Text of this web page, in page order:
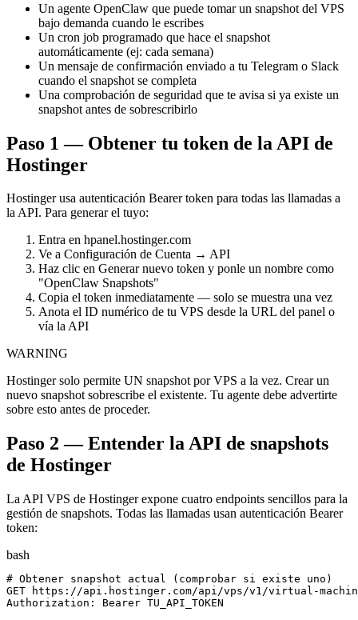
Un agente OpenClaw que puede tomar un snapshot del VPS
bajo demanda cuando le escribes
Un cron job programado que hace el snapshot
automáticamente (ej: cada semana)
Un mensaje de confirmación enviado a tu Telegram o Slack
cuando el snapshot se completa
Una comprobación de seguridad que te avisa si ya existe un
snapshot antes de sobrescribirlo
Paso 1 — Obtener tu token de la API de
Hostinger
Hostinger usa autenticación Bearer token para todas las llamadas a
la API. Para generar el tuyo:
Entra en hpanel.hostinger.com
Ve a Configuración de Cuenta → API
Haz clic en Generar nuevo token y ponle un nombre como
"OpenClaw Snapshots"
Copia el token inmediatamente — solo se muestra una vez
Anota el ID numérico de tu VPS desde la URL del panel o
vía la API
WARNING
Hostinger solo permite UN snapshot por VPS a la vez. Crear un
nuevo snapshot sobrescribe el existente. Tu agente debe advertirte
sobre esto antes de proceder.
Paso 2 — Entender la API de snapshots
de Hostinger
La API VPS de Hostinger expone cuatro endpoints sencillos para la
gestión de snapshots. Todas las llamadas usan autenticación Bearer
token:
bash
# Obtener snapshot actual (comprobar si existe uno)
GET https://api.hostinger.com/api/vps/v1/virtual-
Authorization: Bearer TU_API_TOKEN